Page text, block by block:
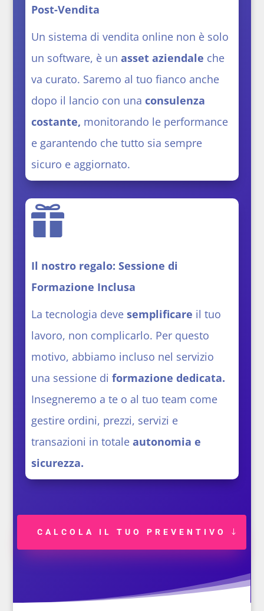
Post-Vendita
Un sistema di vendita online non è solo
un software, è un asset aziendale che
va curato. Saremo al tuo fianco anche
dopo il lancio con una consulenza
costante, monitorando le performance
e garantendo che tutto sia sempre
sicuro e aggiornato.

Il nostro regalo: Sessione di
Formazione Inclusa
La tecnologia deve semplificare il tuo
lavoro, non complicarlo. Per questo
motivo, abbiamo incluso nel servizio
una sessione di formazione dedicata.
Insegneremo a te o al tuo team come
gestire ordini, prezzi, servizi e
transazioni in totale autonomia e
sicurezza.
CALCOLA IL TUO PREVENTIVO